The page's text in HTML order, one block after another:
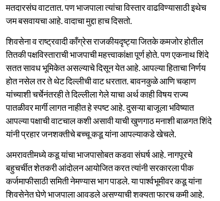
मतदारसंघ वाटतात. पण भाजपाला त्यांचा विस्तार वाढविण्यासाठी इथेच
जम बसवायचा आहे. वादाचा मुद्दा हाच दिसतो.
शिवसेना व राष्ट्रवादी काँग्रेस राजकीयदृष्ट्या जितके कमजोर होतील
तितकी पक्षविस्ताराची भाजपाची महत्त्वाकांक्षा पूर्ण होते. पण एकनाथ शिंदे
सतत सावध भूमिकेत असल्याचे दिसून येत आहे. आपल्या हिताचा निर्णय
होत नसेल तर ते थेट दिल्लीची वाट धरतात. बावनकुळे आणि चव्हाण
यांच्याशी चर्चेनंतरही ते दिल्लीला गेले याचा अर्थ काही विषय राज्य
पातळीवर मार्गी लागत नाहीत हे स्पष्ट आहे. दुसऱ्या बाजूला भविष्यात
आपल्या पक्षाची वाटचाल कशी असावी याची खुणगाठ मनाशी बाळगत शिंदे
यांनी प्रहार जनशक्तीचे बच्चू कडू यांना आपल्याकडे खेचले.
अमरावतीमध्ये कडू यांचा भाजपासोबत कडवा संघर्ष आहे. नागपूरचे
बहुचर्चीत शेतकरी आंदोलन आयोजित करत त्यांनी सरकारला पीक
कर्जमाफीसाठी समिती नेमण्यास भाग पाडले. या पार्श्वभूमीवर कडू यांना
शिवसेनेत घेणे भाजपाला आवडले असण्याची शक्यता फारच कमी आहे.